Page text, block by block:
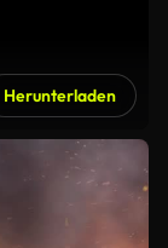
Herunterladen